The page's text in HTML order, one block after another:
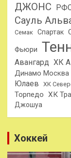
ДЖОНС
Сауль
Семак
Спартак
Фьюри
Авангард ХК
Динамо Москва
Юлаев
ХК
Торпедо ХК
Джошуа
Хоккей